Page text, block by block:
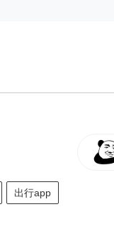
出行app